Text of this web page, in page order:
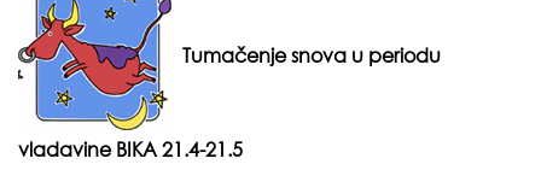
Tumačenje snova u periodu
vladavine BIKA 21.4-21.5